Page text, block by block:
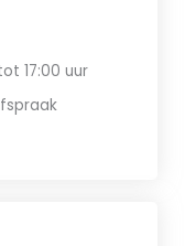
17:00​ uur